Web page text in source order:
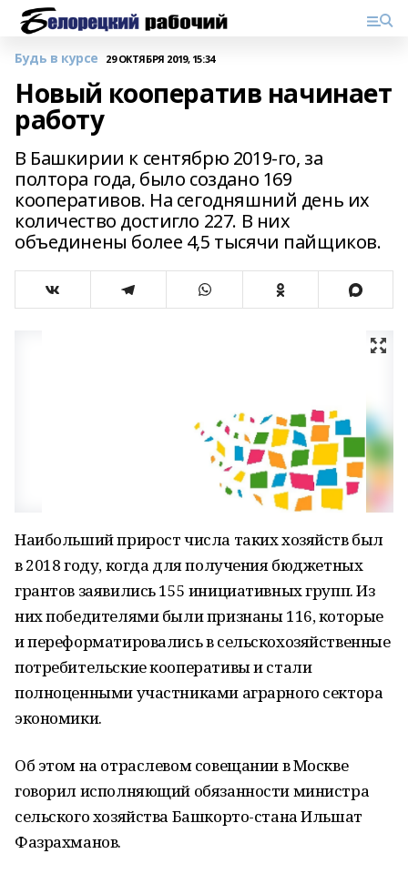
Будь в курсе 29 ОКТЯБРЯ 2019, 15:34
Новый кооператив начинает
работу
В Башкирии к сентябрю 2019-го, за
полтора года, было создано 169
кооперативов. На сегодняшний день их
количество достигло 227. В них
объединены более 4,5 тысячи пайщиков.
Наибольший прирост числа таких хозяйств был
в 2018 году, когда для получения бюджетных
грантов заявились 155 инициативных групп. Из
них победителями были признаны 116, которые
и переформатировались в сельскохозяйственные
потребительские кооперативы и стали
полноценными участниками аграрного сектора
экономики.
Об этом на отраслевом совещании в Москве
говорил исполняющий обязанности министра
сельского хозяйства Башкорто-стана Ильшат
Фазрахманов.